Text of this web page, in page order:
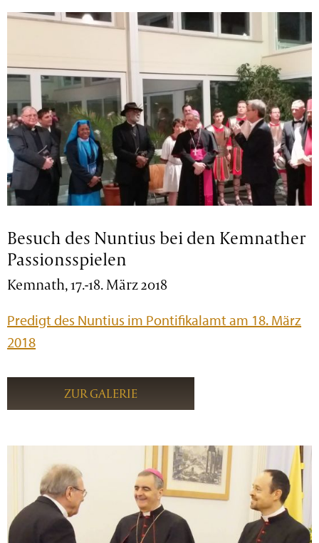
Besuch des Nuntius bei den Kemnather
Passionsspielen
Kemnath, 17.-18. März 2018
Predigt des Nuntius im Pontifikalamt am 18. März
2018
ZUR GALERIE